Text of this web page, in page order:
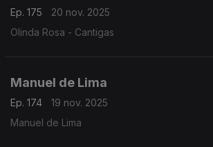
Ep. 175
20 nov. 2025
Olinda Rosa - Cantigas
Manuel de Lima
Ep. 174
19 nov. 2025
Manuel de Lima